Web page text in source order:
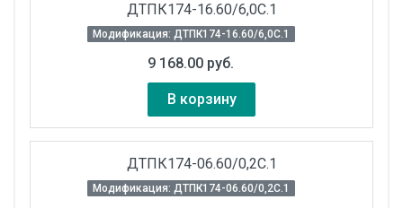
ДТПК174-16.60/6,0С.1
Модификация: ДТПК174-16.60/6,0С.1
9 168.00 руб.
В корзину
ДТПК174-06.60/0,2С.1
Модификация: ДТПК174-06.60/0,2С.1